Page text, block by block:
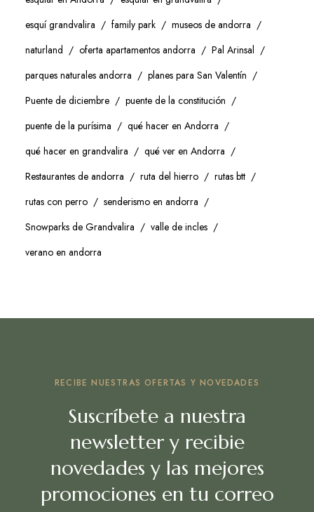
esquí grandvalira
family park
museos de andorra
naturland
oferta apartamentos andorra
Pal Arinsal
parques naturales andorra
planes para San Valentín
Puente de diciembre
puente de la constitución
puente de la purísima
qué hacer en Andorra
qué hacer en grandvalira
qué ver en Andorra
Restaurantes de andorra
ruta del hierro
rutas btt
rutas con perro
senderismo en andorra
Snowparks de Grandvalira
valle de incles
verano en andorra
RECIBE NUESTRAS OFERTAS Y NOVEDADES
Suscríbete a nuestra
newsletter y recibie
novedades y las mejores
promociones en tu correo